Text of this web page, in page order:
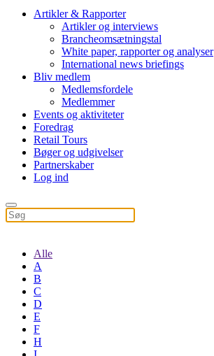
Artikler & Rapporter
Artikler og interviews
Brancheomsætningstal
White paper, rapporter og analyser
International news briefings
Bliv medlem
Medlemsfordele
Medlemmer
Events og aktiviteter
Foredrag
Retail Tours
Bøger og udgivelser
Partnerskaber
Log ind
Alle
A
B
C
D
E
F
H